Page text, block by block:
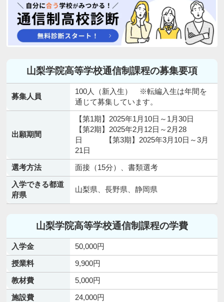
山梨学院高等学校通信制課程の募集要項
募集人員
100人（新入生） ※転編入生は年間を
通じて募集しています。
出願期間
【第1期】2025年1月10日～1月30日
【第2期】2025年2月12日～2月28
日 【第3期】2025年3月10日～3月
21日
選考方法
面接（15分）、書類選考
入学できる都道
府県
山梨県、長野県、静岡県
山梨学院高等学校通信制課程の学費
入学金
50,000円
授業料
9,900円
教材費
5,000円
施設費
24,000円